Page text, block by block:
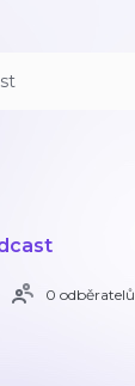
0 odběratelů